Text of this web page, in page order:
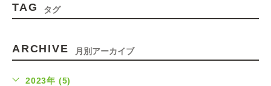
TAG タグ
ARCHIVE 月別アーカイブ
2023年 (5)